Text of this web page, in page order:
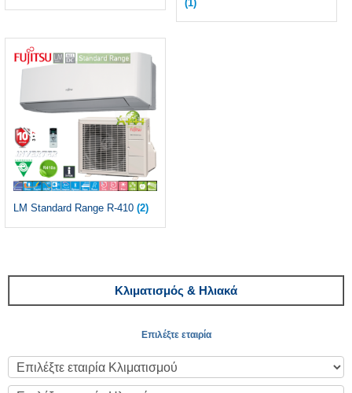
(1)
LM Standard Range R-410 (2)
Κλιματισμός & Ηλιακά
Επιλέξτε εταιρία